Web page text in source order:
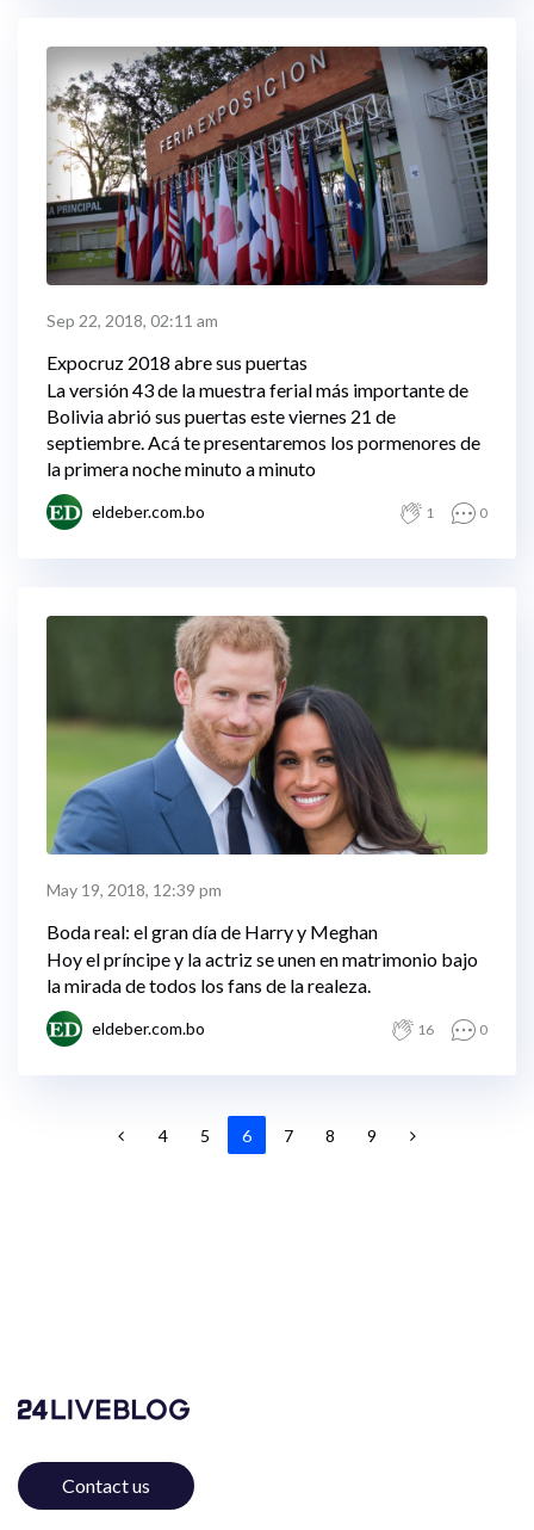
Sep 22, 2018, 02:11 am
Expocruz 2018 abre sus puertas
La versión 43 de la muestra ferial más importante de
Bolivia abrió sus puertas este viernes 21 de
septiembre. Acá te presentaremos los pormenores de
la primera noche minuto a minuto
eldeber.com.bo 1 0
May 19, 2018, 12:39 pm
Boda real: el gran día de Harry y Meghan
Hoy el príncipe y la actriz se unen en matrimonio bajo
la mirada de todos los fans de la realeza.
eldeber.com.bo 16 0
4 5 6 7 8 9
Contact us